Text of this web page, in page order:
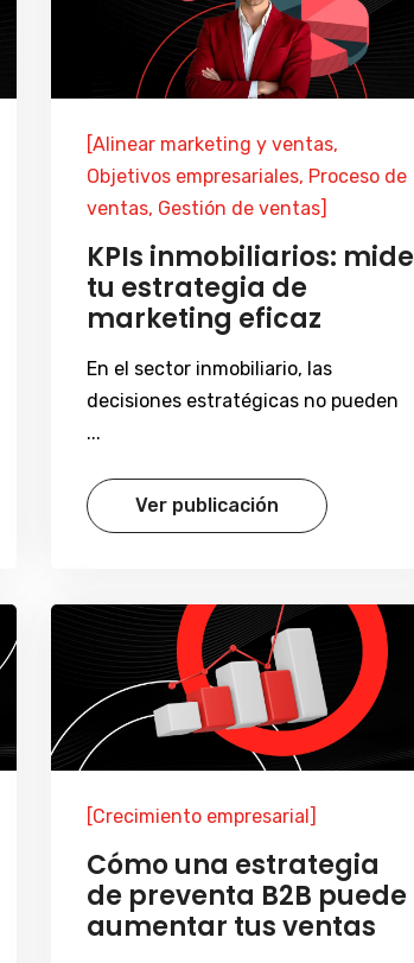
[Alinear marketing y ventas,
Objetivos empresariales, Proceso de
ventas, Gestión de ventas]
KPIs inmobiliarios: mide
tu estrategia de
marketing eficaz
En el sector inmobiliario, las
decisiones estratégicas no pueden
...
Ver publicación
[Crecimiento empresarial]
Cómo una estrategia
de preventa B2B puede
aumentar tus ventas